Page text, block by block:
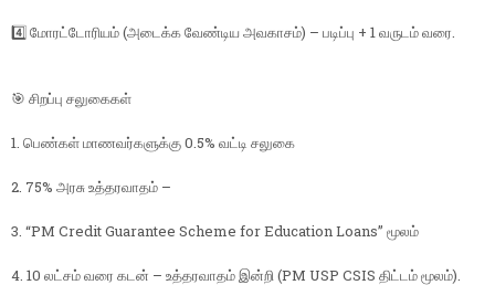
4️⃣ மோரட்டோரியம் (அடைக்க வேண்டிய அவகாசம்) – படிப்பு + 1 வருடம் வரை.
🎯 சிறப்பு சலுகைகள்
1. பெண்கள் மாணவர்களுக்கு 0.5% வட்டி சலுகை
2. 75% அரசு உத்தரவாதம் –
3. “PM Credit Guarantee Scheme for Education Loans” மூலம்
4. 10 லட்சம் வரை கடன் – உத்தரவாதம் இன்றி (PM USP CSIS திட்டம் மூலம்).